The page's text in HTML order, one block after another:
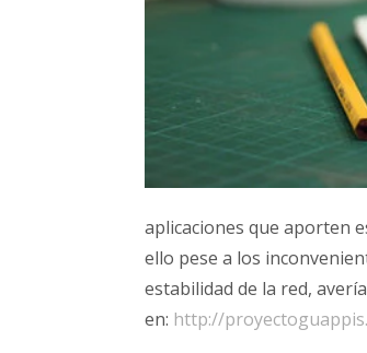
aplicaciones que aporten
ello pese a los
estabilidad de la red,
en: http://